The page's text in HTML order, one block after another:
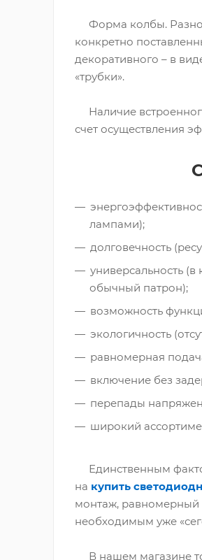
Форма колбы.
конкретно
декоративного – в
«трубки».
Наличие
счет осуществления
лампами);
долговечность
универсальность
обычный патрон);
возможность
экологичность
равномерная
включение без
перепады
широкий
Единственным
на купить
монтаж, равномерный
необходимым уже
В нашем магазине